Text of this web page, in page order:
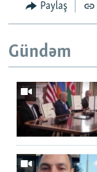
Paylaş
Gündəm